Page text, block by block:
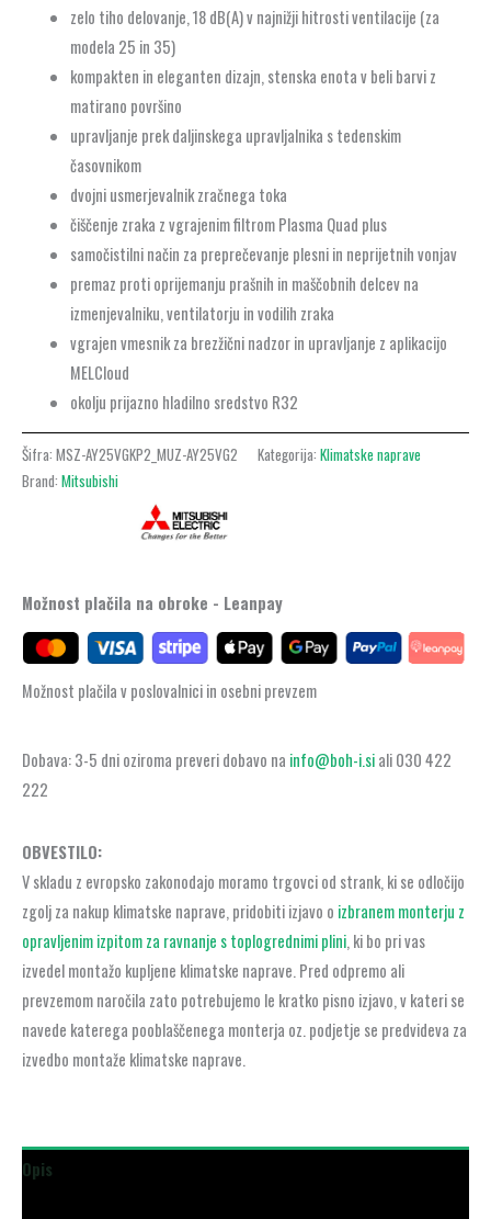
zelo tiho delovanje, 18 dB(A) v najnižji hitrosti ventilacije (za
modela 25 in 35)
kompakten in eleganten dizajn, stenska enota v beli barvi z
matirano površino
upravljanje prek daljinskega upravljalnika s tedenskim
časovnikom
dvojni usmerjevalnik zračnega toka
čiščenje zraka z vgrajenim filtrom Plasma Quad plus
samočistilni način za preprečevanje plesni in neprijetnih vonjav
premaz proti oprijemanju prašnih in maščobnih delcev na
izmenjevalniku, ventilatorju in vodilih zraka
vgrajen vmesnik za brezžični nadzor in upravljanje z aplikacijo
MELCloud
okolju prijazno hladilno sredstvo R32
Šifra: MSZ-AY25VGKP2_MUZ-AY25VG2 Kategorija: Klimatske naprave
Brand: Mitsubishi
Možnost plačila na obroke - Leanpay
Možnost plačila v poslovalnici in osebni prevzem
Dobava: 3-5 dni oziroma preveri dobavo na info@boh-i.siali 030 422
222
OBVESTILO:
V skladu z evropsko zakonodajo moramo trgovci od strank, ki se odločijo
zgolj za nakup klimatske naprave, pridobiti izjavo o izbranem monterju z
opravljenim izpitom za ravnanje s toplogrednimi plini, ki bo pri vas
izvedel montažo kupljene klimatske naprave. Pred odpremo ali
prevzemom naročila zato potrebujemo le kratko pisno izjavo, v kateri se
navede katerega pooblaščenega monterja oz. podjetje se predvideva za
izvedbo montaže klimatske naprave.
Opis